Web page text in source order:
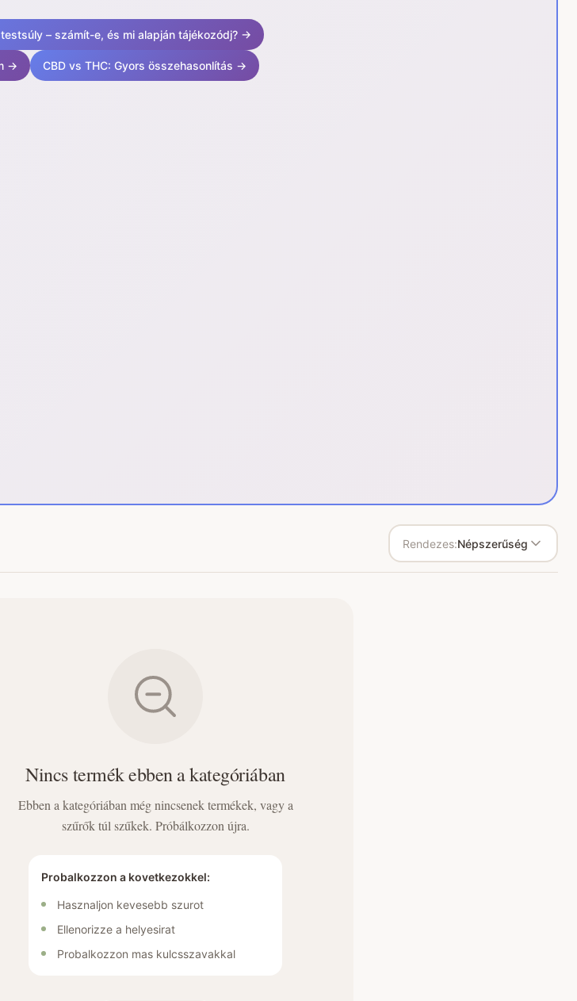
– számít-e, és mi alapján tájékozódj? →
→ CBD vs THC: Gyors összehasonlítás →
Rendezes:Népszerűség
Nincs termék ebben a kategóriában
Ebben a kategóriában még nincsenek termékek, vagy a
szűrők túl szűkek. Próbálkozzon újra.
Probalkozzon a kovetkezokkel:
Hasznaljon kevesebb szurot
Ellenorizze a helyesirat
Probalkozzon mas kulcsszavakkal